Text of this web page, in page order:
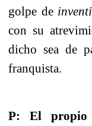
golpe de
con su
dicho sea de
franquista.
P: El